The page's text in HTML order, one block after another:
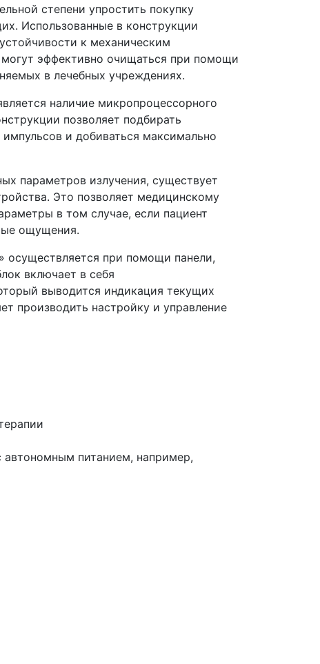
степени упростить покупку
Использованные в конструкции
к механическим
эффективно очищаться при помощи
в лечебных учреждениях.
наличие микропроцессорного
позволяет подбирать
и добиваться максимально
параметров излучения, существует
Это позволяет медицинскому
в том случае, если пациент
ощущения.
осуществляется при помощи панели,
включает в себя
выводится индикация текущих
производить настройку и управление
автономным питанием, например,